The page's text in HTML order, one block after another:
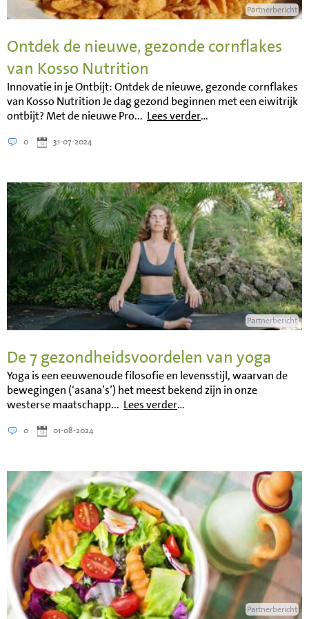
Partnerbericht
Ontdek de nieuwe, gezonde cornflakes
van Kosso Nutrition
Innovatie in je Ontbijt: Ontdek de nieuwe, gezonde cornflakes
van Kosso Nutrition Je dag gezond beginnen met een eiwitrijk
ontbijt? Met de nieuwe Pro... Lees verder…
0 31-07-2024
Partnerbericht
De 7 gezondheidsvoordelen van yoga
Yoga is een eeuwenoude filosofie en levensstijl, waarvan de
bewegingen (‘asana’s’) het meest bekend zijn in onze
westerse maatschapp... Lees verder…
0 01-08-2024
Partnerbericht